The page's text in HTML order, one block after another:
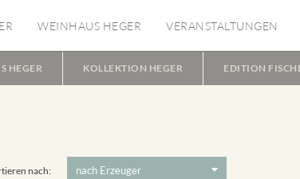
WEINHAUS HEGER VERANSTALTUNGEN
HEGER KOLLEKTION HEGER EDITION
nach: